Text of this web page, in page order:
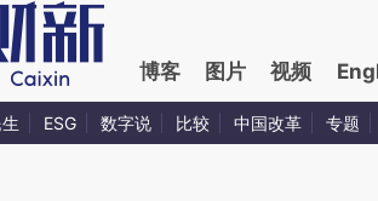
博客 图片 视频
ESG 数字说 比较 中国改革 专题